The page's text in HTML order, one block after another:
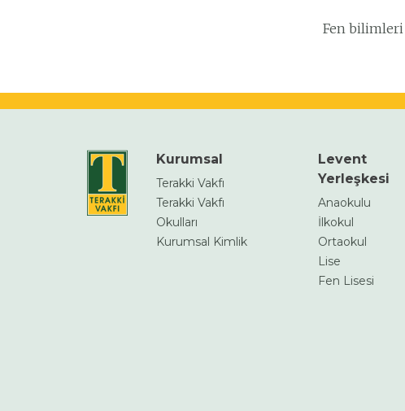
Fen bilimleri
Kurumsal
Terakki Vakfı
Terakki Vakfı
Okulları
Kurumsal Kimlik
Levent
Yerleşkesi
Anaokulu
İlkokul
Ortaokul
Lise
Fen Lisesi